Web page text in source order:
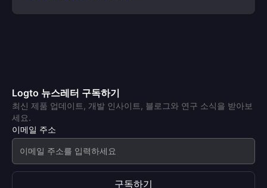
Logto 뉴스레터 구독하기
최신 제품 업데이트, 개발 인사이트, 블로그와 연구 소식을 받아보
세요.
이메일 주소
구독하기